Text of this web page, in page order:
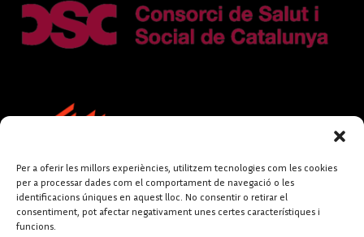
Per a oferir les millors experiències, utilitzem tecnologies com les cookies
per a processar dades com el comportament de navegació o les
identificacions úniques en aquest lloc. No consentir o retirar el
consentiment, pot afectar negativament unes certes característiques i
funcions.